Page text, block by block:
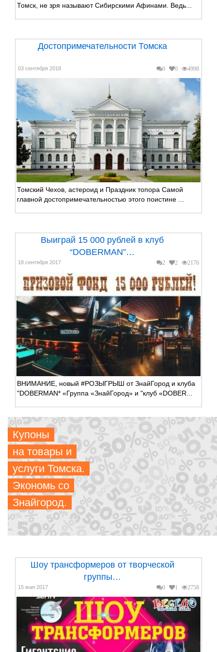
Томск, не зря называют Сибирскими Афинами. Ведь...
Достопримечательности Томска
0 0 4998
03 сентября 2018
Томский Чехов, астероид и Праздник топора Самой
главной достопримечательностью этого поистине ...
Выиграй 15 000 рублей в клуб
“DOBERMAN”…
2 2 2176
18 сентября 2017
ВНИМАНИЕ, новый #РОЗЫГРЫШ от ЗнайГород и клуба
"DOBERMAN* «Группа «ЗнайГород» и "клуб «DOBER...
Купоны
на товары и
услуги Томска.
Экономь со
Знайгород.
Шоу трансформеров от творческой
группы…
0 1 2758
15 мая 2017